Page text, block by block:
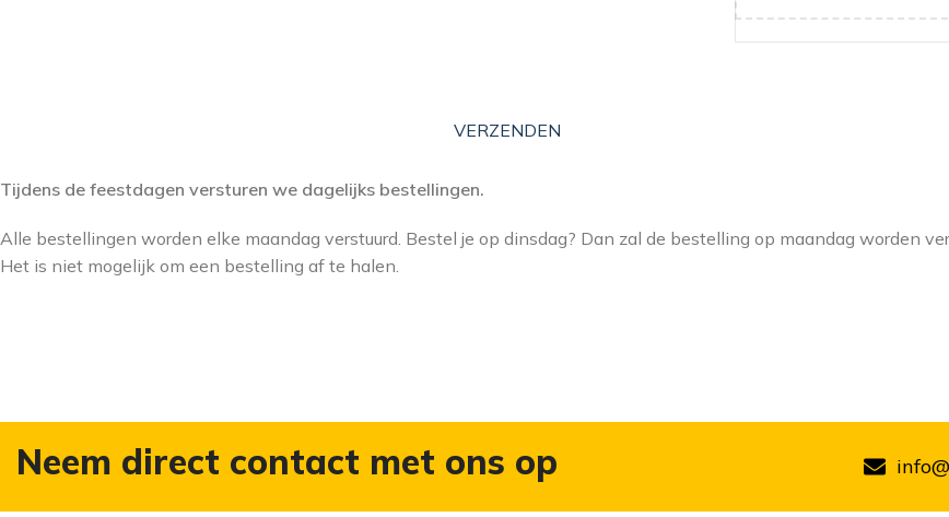
VERZENDEN
Tijdens de feestdagen versturen we dagelijks bestellingen.
Alle bestellingen worden elke maandag verstuurd. Bestel je op dinsdag? Dan zal de bestelling op maandag worden
Het is niet mogelijk om een bestelling af te halen.
Neem direct contact met ons op